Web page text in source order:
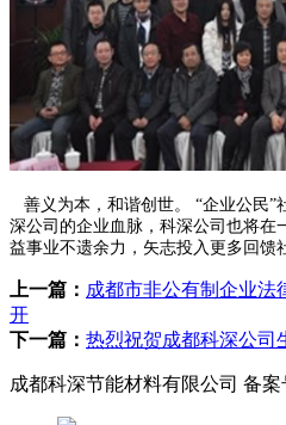
善义为本，和谐创世。 “企业公民”
深公司的企业血脉，科深公司也将在
益事业不遗余力，矢志投入更多回馈
上一篇： 成都市非公有制企业法
开
下一篇： 热烈祝贺成都科深公司
成都科深节能材料有限公司 备案